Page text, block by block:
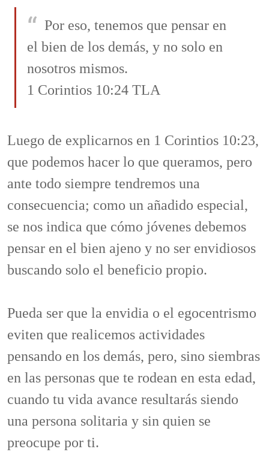
Por eso, tenemos que pensar en
el bien de los demás, y no solo en
nosotros mismos.
1 Corintios 10:24 TLA
Luego de explicarnos en 1 Corintios 10:23,
que podemos hacer lo que queramos, pero
ante todo siempre tendremos una
consecuencia; como un añadido especial,
se nos indica que cómo jóvenes debemos
pensar en el bien ajeno y no ser envidiosos
buscando solo el beneficio propio.
Pueda ser que la envidia o el egocentrismo
eviten que realicemos actividades
pensando en los demás, pero, sino siembras
en las personas que te rodean en esta edad,
cuando tu vida avance resultarás siendo
una persona solitaria y sin quien se
preocupe por ti.